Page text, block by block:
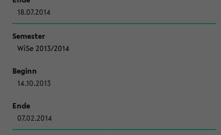
18.07.2014
WiSe 2013/2014
14.10.2013
07.02.2014